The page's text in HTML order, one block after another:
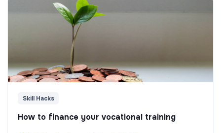
Skill Hacks
How to finance your vocational training